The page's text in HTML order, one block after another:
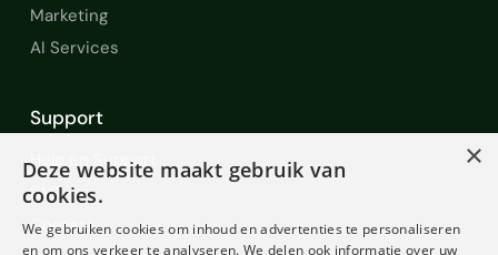
Marketing
AI Services
Support
Help en Support
FAQ
Contact
×
Deze website maakt gebruik van
cookies.
We gebruiken cookies om inhoud en advertenties te personaliseren
en om ons verkeer te analyseren. We delen ook informatie over uw